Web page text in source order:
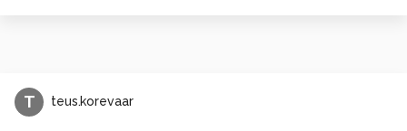
T teus.korevaar